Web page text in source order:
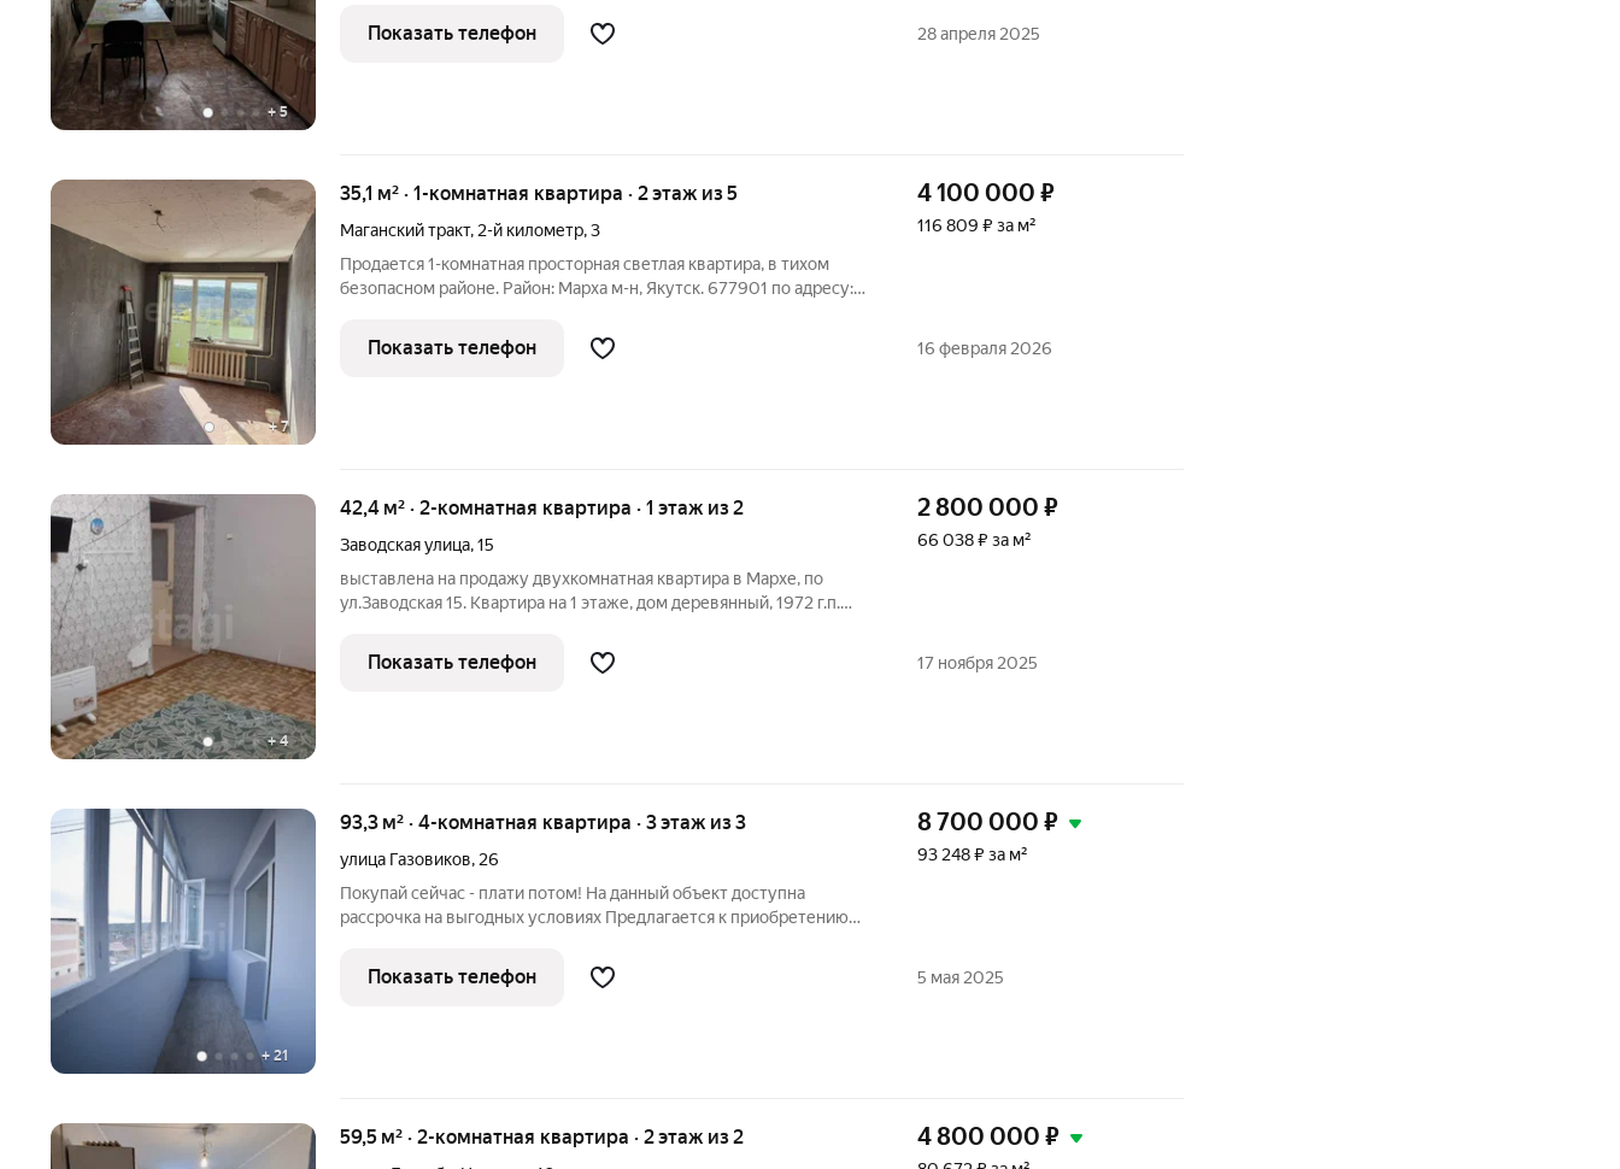
+5
Марха города Якутска. Жилая площадь составляет 29.3 кв.м., что
позволяет
Показать телефон 28 апреля 2025
+7
35,1 м² · 1-комнатная квартира · 2 этаж из 5
Маганский тракт, 2-й километр,3
Продается 1-комнатная просторная светлая квартира, в тихом
безопасном районе. Район: Марха м-н, Якутск. 677901 по адресу:
этаж: 2/5 площадь: 35,1 кв.м. Произведён демонтаж старого
4 100 000 ₽
116 809 ₽ за м²
Показать телефон 16 февраля 2026
+4
42,4 м² · 2-комнатная квартира · 1 этаж из 2
Заводская улица,15
выставлена на продажу двухкомнатная квартира в Мархе, по
ул.Заводская 15. Квартира на 1 этаже, дом деревянный, 1972 г.п.
,только летом. Есть септик на 4 куба,за окном полисадник. После
2 800 000 ₽
66 038 ₽ за м²
Показать телефон 17 ноября 2025
+ 21
93,3 м² · 4-комнатная квартира · 3 этаж из 3
улица Газовиков, 26
Покупай сейчас - плати потом! На данный объект доступна
рассрочка на выгодных условиях Предлагается к приобретению
общей площадью 93,3 кв.м., расположенная на 3 этаже
трехэтажного блочного
8 700 000 ₽
93 248 ₽ за м²
Показать телефон 5 мая 2025
59,5 м² · 2-комнатная квартира · 2 этаж из 2 4 800 000 ₽